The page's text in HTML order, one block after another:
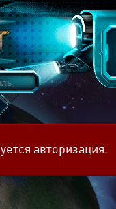
авторизация.